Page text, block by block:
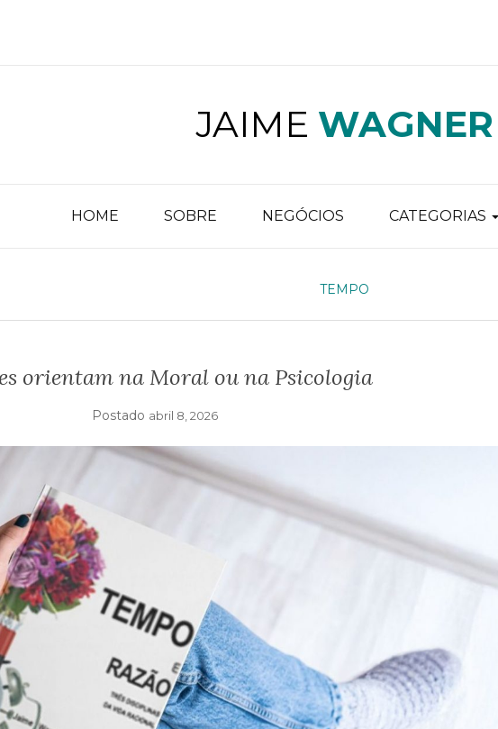
JAIME WAGNER
HOME SOBRE NEGÓCIOS CATEGORIAS
TEMPO
orientam na Moral ou na Psicologia
Postado abril 8, 2026